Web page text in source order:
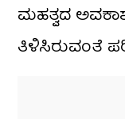
ಮಹತ್ವದ
ತಿಳಿಸಿರುವಂತೆ